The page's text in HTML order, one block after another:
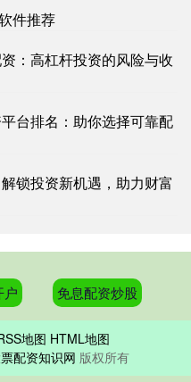
者的关注。尤其是在北京这样
把握投资机遇，实现财富梦想
供杠杆资金，放大投资收益。
轻松撬动资金，投资更给力
于资金有限的投资者来说，股
件推荐
：高杠杆投资的风险与收
台排名：助你选择可靠配
锁投资新机遇，助力财富
户 免息配资炒股
地图 HTML地图
配资知识网 版权所有